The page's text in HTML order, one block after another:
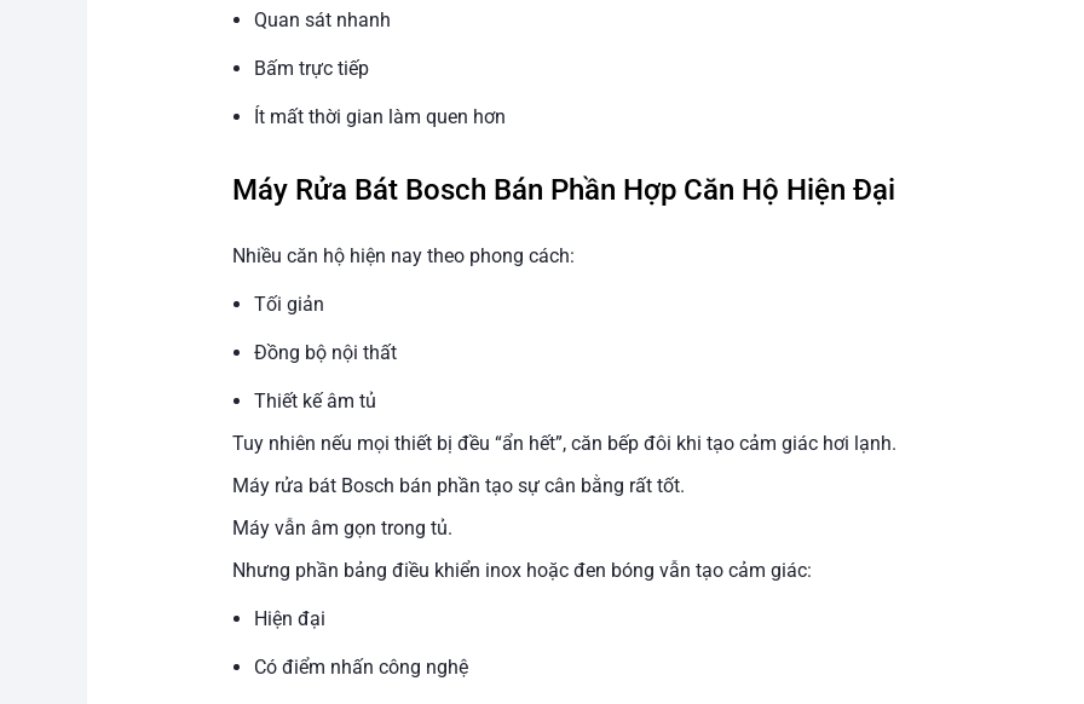
Quan sát nhanh
Bấm trực tiếp
Ít mất thời gian làm quen hơn
Máy Rửa Bát Bosch Bán Phần Hợp Căn Hộ Hiện Đại
Nhiều căn hộ hiện nay theo phong cách:
Tối giản
Đồng bộ nội thất
Thiết kế âm tủ
Tuy nhiên nếu mọi thiết bị đều “ẩn hết”, căn bếp đôi khi tạo cảm giác hơi lạnh.
Máy rửa bát Bosch bán phần tạo sự cân bằng rất tốt.
Máy vẫn âm gọn trong tủ.
Nhưng phần bảng điều khiển inox hoặc đen bóng vẫn tạo cảm giác:
Hiện đại
Có điểm nhấn công nghệ